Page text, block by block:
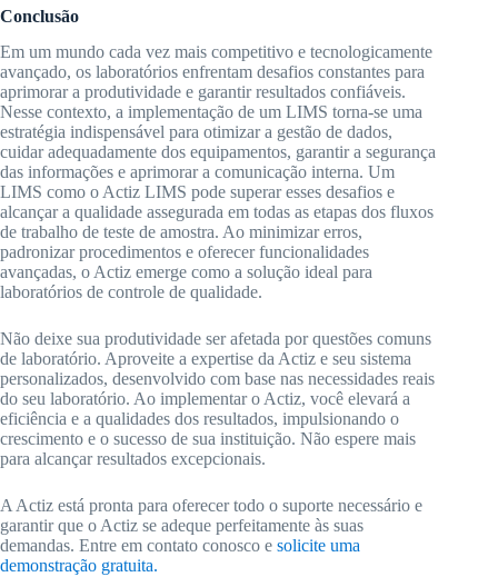
Conclusão
Em um mundo cada vez mais competitivo e tecnologicamente
avançado, os laboratórios enfrentam desafios constantes para
aprimorar a produtividade e garantir resultados confiáveis.
Nesse contexto, a implementação de um LIMS torna-se uma
estratégia indispensável para otimizar a gestão de dados,
cuidar adequadamente dos equipamentos, garantir a segurança
das informações e aprimorar a comunicação interna. Um
LIMS como o Actiz LIMS pode superar esses desafios e
alcançar a qualidade assegurada em todas as etapas dos fluxos
de trabalho de teste de amostra. Ao minimizar erros,
padronizar procedimentos e oferecer funcionalidades
avançadas, o Actiz emerge como a solução ideal para
laboratórios de controle de qualidade.
Não deixe sua produtividade ser afetada por questões comuns
de laboratório. Aproveite a expertise da Actiz e seu sistema
personalizados, desenvolvido com base nas necessidades reais
do seu laboratório. Ao implementar o Actiz, você elevará a
eficiência e a qualidades dos resultados, impulsionando o
crescimento e o sucesso de sua instituição. Não espere mais
para alcançar resultados excepcionais.
A Actiz está pronta para oferecer todo o suporte necessário e
garantir que o Actiz se adeque perfeitamente às suas
demandas. Entre em contato conosco e solicite uma
demonstração gratuita.